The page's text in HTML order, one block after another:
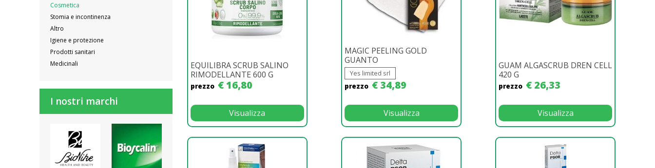
Cosmetica
Stomia e incontinenza
Altro
Igiene e protezione
Prodotti sanitari
Medicinali
I nostri marchi
EQUILIBRA SCRUB SALINO
RIMODELLANTE 600 G
prezzo € 16,80
Visualizza
MAGIC PEELING GOLD
GUANTO
Yes limited srl
prezzo € 34,89
Visualizza
GUAM ALGASCRUB DREN CELL
420 G
prezzo € 26,33
Visualizza